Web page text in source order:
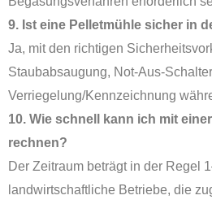
9. Ist eine Pelletmühle sicher in
Ja, mit den richtigen
Staubabsaugung, Not-Aus-
Verriegelung/Kennzeichnung
10. Wie schnell kann ich mit
rechnen?
Der Zeitraum beträgt in der Regel
landwirtschaftliche Betriebe, die